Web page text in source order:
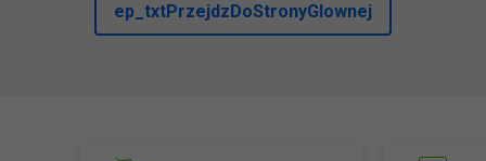
ep_txtPrzejdzDoStronyGlownej